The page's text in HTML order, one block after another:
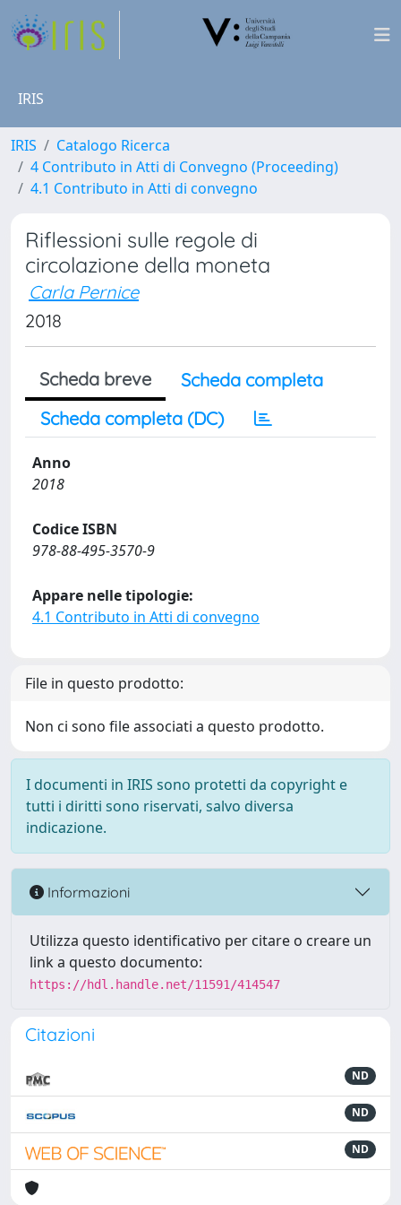
IRIS
IRIS
Catalogo Ricerca
4 Contributo in Atti di Convegno (Proceeding)
4.1 Contributo in Atti di convegno
Riflessioni sulle regole di
circolazione della moneta
Carla Pernice
2018
Scheda breve
Scheda completa
Scheda completa (DC)
Anno
2018
Codice ISBN
978-88-495-3570-9
Appare nelle tipologie:
4.1 Contributo in Atti di convegno
File in questo prodotto:
Non ci sono file associati a questo prodotto.
I documenti in IRIS sono protetti da copyright e
tutti i diritti sono riservati, salvo diversa
indicazione.
Informazioni
Utilizza questo identificativo per citare o creare un
link a questo documento:
https://hdl.handle.net/11591/414547
Citazioni
ND
ND
ND